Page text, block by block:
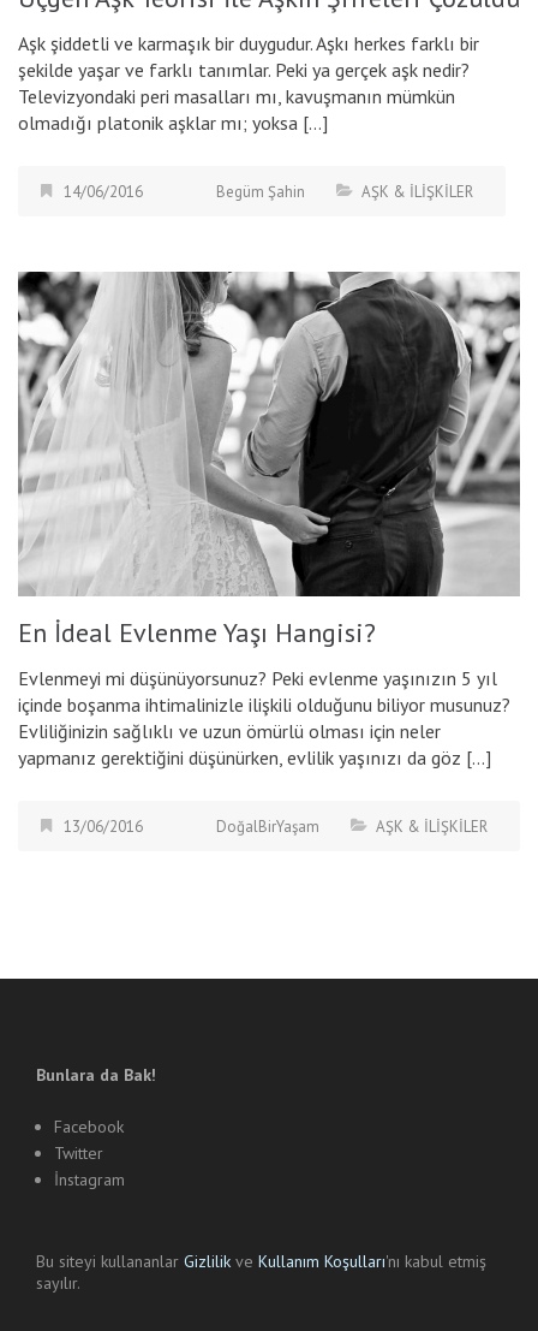
Aşk şiddetli ve karmaşık bir duygudur. Aşkı herkes farklı bir
şekilde yaşar ve farklı tanımlar. Peki ya gerçek aşk nedir?
Televizyondaki peri masalları mı, kavuşmanın mümkün
olmadığı platonik aşklar mı; yoksa […]
14/06/2016 Begüm Şahin AŞK & İLİŞKİLER
En İdeal Evlenme Yaşı Hangisi?
Evlenmeyi mi düşünüyorsunuz? Peki evlenme yaşınızın 5 yıl
içinde boşanma ihtimalinizle ilişkili olduğunu biliyor musunuz?
Evliliğinizin sağlıklı ve uzun ömürlü olması için neler
yapmanız gerektiğini düşünürken, evlilik yaşınızı da göz […]
13/06/2016 DoğalBirYaşam AŞK & İLİŞKİLER
Bunlara da Bak!
Facebook
Twitter
İnstagram
Bu siteyi kullananlar Gizlilik ve Kullanım Koşulları'nı kabul etmiş
sayılır.